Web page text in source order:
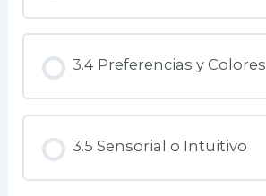
3.4 Preferencias y Colores
3.5 Sensorial o Intuitivo